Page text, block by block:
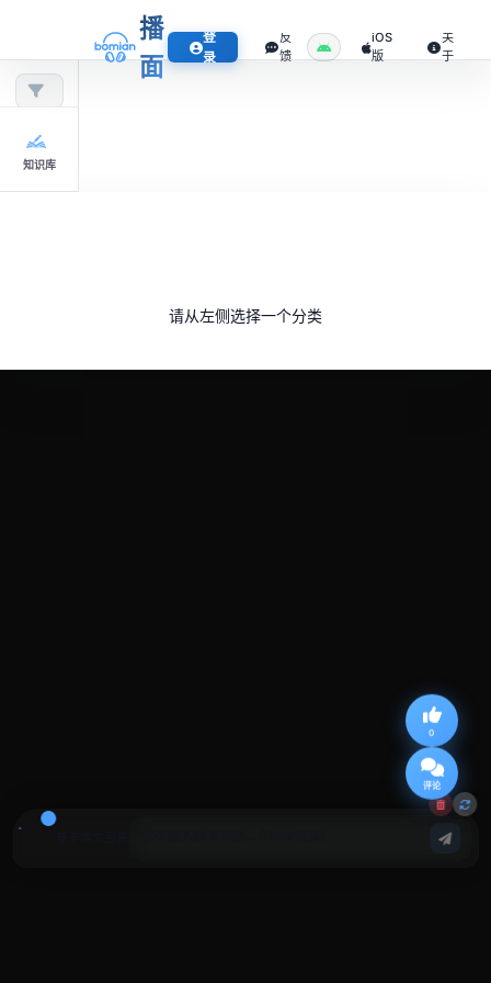
播
面
登
录
反
馈
iOS
版
关
于
0
评论
知识库
请从左侧选择一个分类